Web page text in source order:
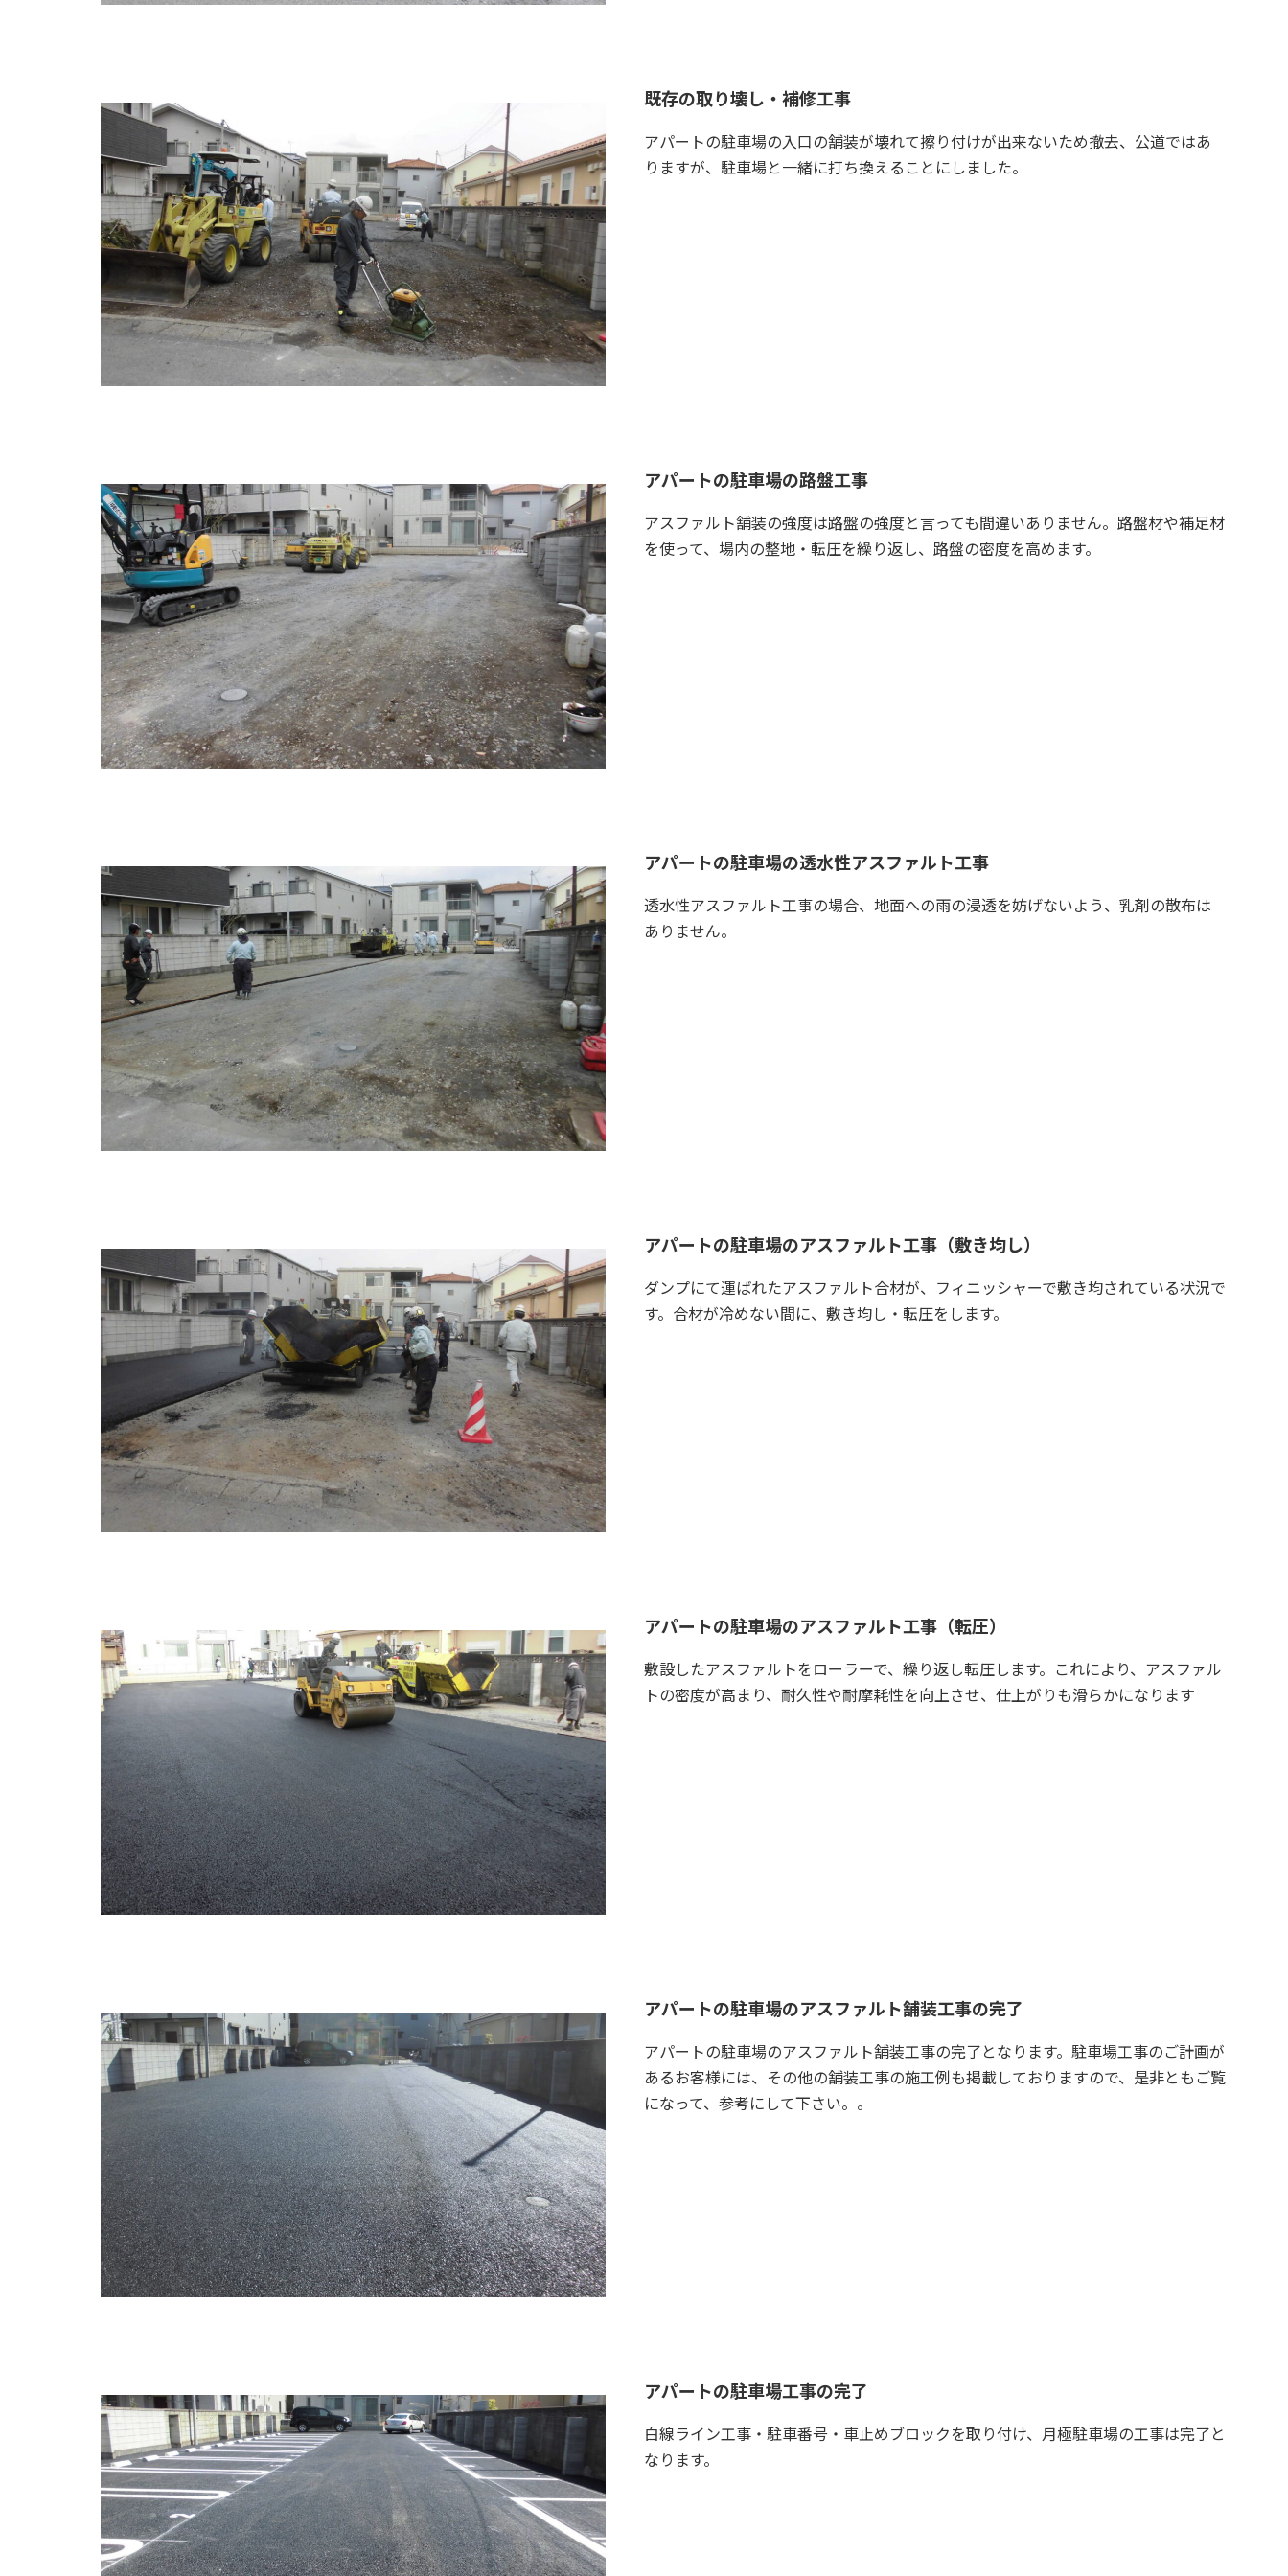
既存の取り壊し・補修工事
アパートの駐車場の入口の舗装が壊れて擦り付けが出来ないため撤去、公道ではあ
りますが、駐車場と一緒に打ち換えることにしました。
アパートの駐車場の路盤工事
アスファルト舗装の強度は路盤の強度と言っても間違いありません。路盤材や補足材
を使って、場内の整地・転圧を繰り返し、路盤の密度を高めます。
アパートの駐車場の透水性アスファルト工事
透水性アスファルト工事の場合、地面への雨の浸透を妨げないよう、乳剤の散布は
ありません。
アパートの駐車場のアスファルト工事（敷き均し）
ダンプにて運ばれたアスファルト合材が、フィニッシャーで敷き均されている状況で
す。合材が冷めない間に、敷き均し・転圧をします。
アパートの駐車場のアスファルト工事（転圧）
敷設したアスファルトをローラーで、繰り返し転圧します。これにより、アスファル
トの密度が高まり、耐久性や耐摩耗性を向上させ、仕上がりも滑らかになります
アパートの駐車場のアスファルト舗装工事の完了
アパートの駐車場のアスファルト舗装工事の完了となります。駐車場工事のご計画が
あるお客様には、その他の舗装工事の施工例も掲載しておりますので、是非ともご覧
になって、参考にして下さい。。
アパートの駐車場工事の完了
白線ライン工事・駐車番号・車止めブロックを取り付け、月極駐車場の工事は完了と
なります。